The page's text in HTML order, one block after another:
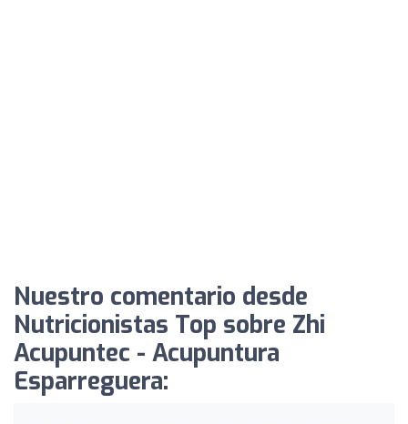
Nuestro comentario desde
Nutricionistas Top sobre Zhi
Acupuntec - Acupuntura
Esparreguera: